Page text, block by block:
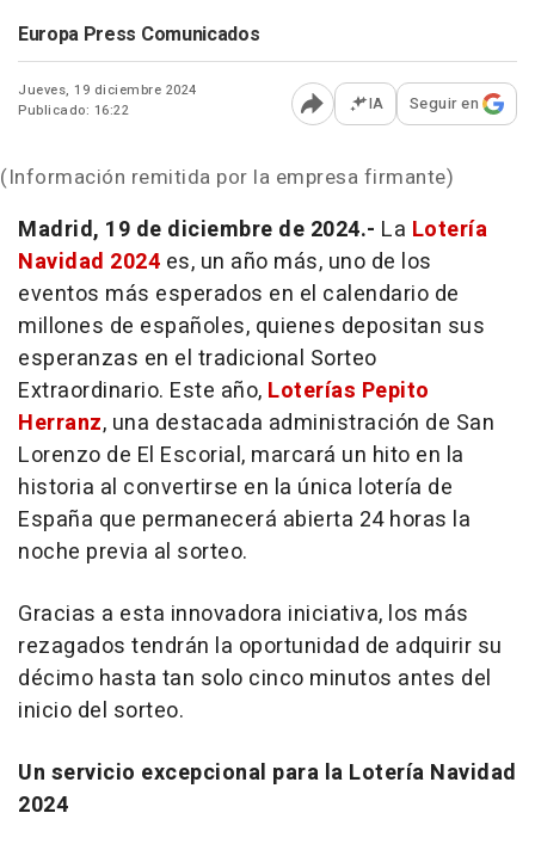
Europa Press Comunicados
Jueves, 19 diciembre 2024
Publicado: 16:22
Abrir opciones para
IA Seguir en
(Información remitida por la empresa firmante)
Madrid, 19 de diciembre de 2024.- La Lotería
Navidad 2024 es, un año más, uno de los
eventos más esperados en el calendario de
millones de españoles, quienes depositan sus
esperanzas en el tradicional Sorteo
Extraordinario. Este año, Loterías Pepito
Herranz, una destacada administración de San
Lorenzo de El Escorial, marcará un hito en la
historia al convertirse en la única lotería de
España que permanecerá abierta 24 horas la
noche previa al sorteo.
Gracias a esta innovadora iniciativa, los más
rezagados tendrán la oportunidad de adquirir su
décimo hasta tan solo cinco minutos antes del
inicio del sorteo.
Un servicio excepcional para la Lotería Navidad
2024